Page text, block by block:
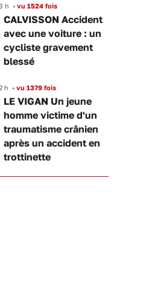
h • vu 1524 fois
CALVISSON Accident
avec une voiture : un
cycliste gravement
blessé
h • vu 1379 fois
LE VIGAN Un jeune
homme victime d'un
traumatisme crânien
après un accident en
trottinette